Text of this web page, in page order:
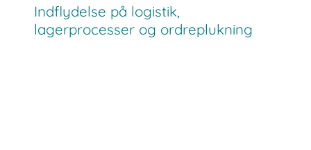
Indflydelse på logistik,
lagerprocesser og ordreplukning